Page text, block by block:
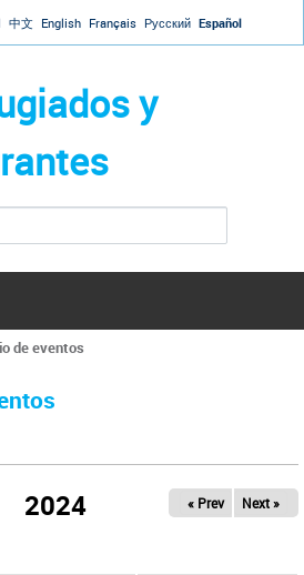
to navigation
中文 English Français Русский Español
y
de eventos
2024 « Prev Next »